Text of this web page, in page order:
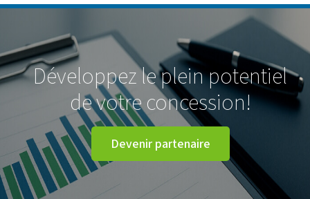
Développez le plein potentiel
de votre concession!
Devenir partenaire